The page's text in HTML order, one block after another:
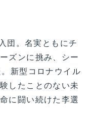
団。名実ともにチ
ズンに挑み、シー
新型コロナウイル
したことのない未
に闘い続けた李選